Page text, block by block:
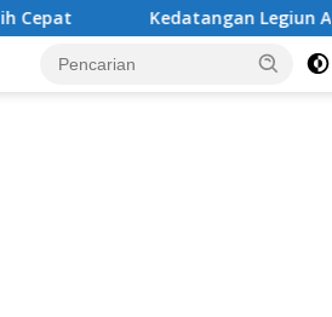
Kedatangan Legiun Asing Baru PSM